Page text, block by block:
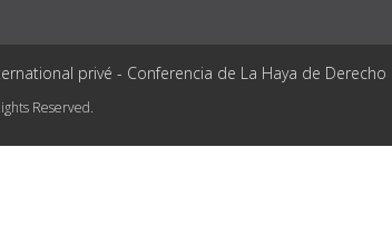
privé - Conferencia de La Haya de
Reserved.